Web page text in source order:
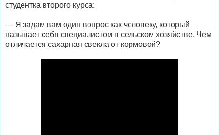
студентка второго курса:
— Я задам вам один вопрос как человеку, который
называет себя специалистом в сельском хозяйстве. Чем
отличается сахарная свекла от кормовой?